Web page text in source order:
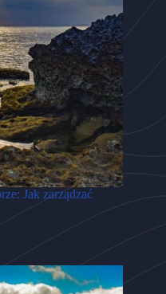
Jak zarządzać